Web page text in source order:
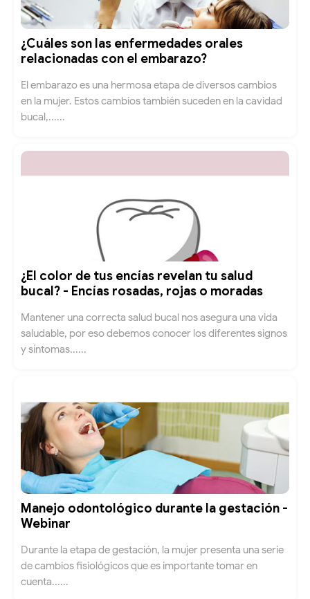
¿Cuáles son las enfermedades orales
relacionadas con el embarazo?
El embarazo es una hermosa etapa de diversos cambios
en la mujer. Estos cambios también suceden en la cavidad
bucal,......
¿El color de tus encías revelan tu salud
bucal? - Encías rosadas, rojas o moradas
Mantener una correcta salud bucal nos asegura una vida
saludable, por eso debemos conocer los diferentes signos
y síntomas......
Manejo odontológico durante la gestación -
Webinar
Durante la etapa de gestación, la mujer presenta una serie
de cambios fisiológicos que es importante tomar en
cuenta......